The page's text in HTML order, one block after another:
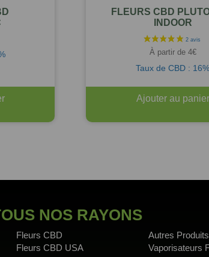
FLEURS CBD
INDOOR
À partir de 4€
Taux de CBD : 16%
Ajouter au panier
NOS RAYONS
Fleurs CBD
Fleurs CBD USA
Autres
Vaporisateurs